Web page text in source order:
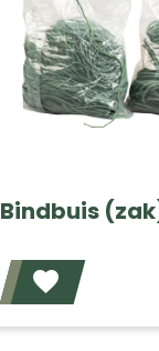
Bindbuis